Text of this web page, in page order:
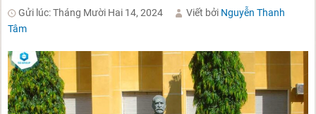
Gửi lúc: Tháng Mười Hai 14, 2024 Viết bởi Nguyễn Thanh
Tâm